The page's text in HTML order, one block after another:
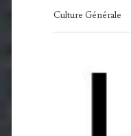
Culture Générale